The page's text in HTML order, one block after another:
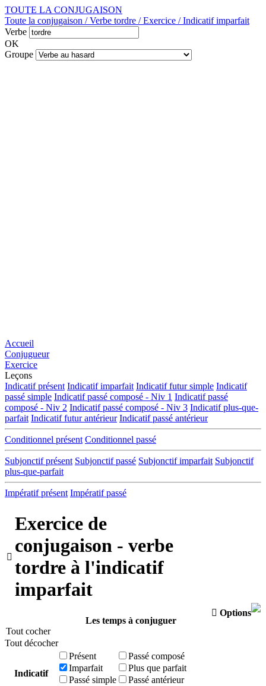
TOUTE LA CONJUGAISON
Toute la conjugaison / Verbe tordre / Exercice / Indicatif imparfait
Verbe
OK
Groupe
Accueil
Conjugueur
Exercice
Leçons
Indicatif présent Indicatif imparfait Indicatif futur simple Indicatif
passé simple Indicatif passé composé - Niv 1 Indicatif passé
composé - Niv 2 Indicatif passé composé - Niv 3 Indicatif plus-que-
parfait Indicatif futur antérieur Indicatif passé antérieur
Conditionnel présent Conditionnel passé
Subjonctif présent Subjonctif passé Subjonctif imparfait Subjonctif
plus-que-parfait
Impératif présent Impératif passé

Exercice de
conjugaison - verbe
tordre à l'indicatif
imparfait
 Options
Les temps à conjuguer
Tout cocher
Tout décocher
Indicatif
Présent
Passé composé
Imparfait
Plus que parfait
Passé simple
Passé antérieur